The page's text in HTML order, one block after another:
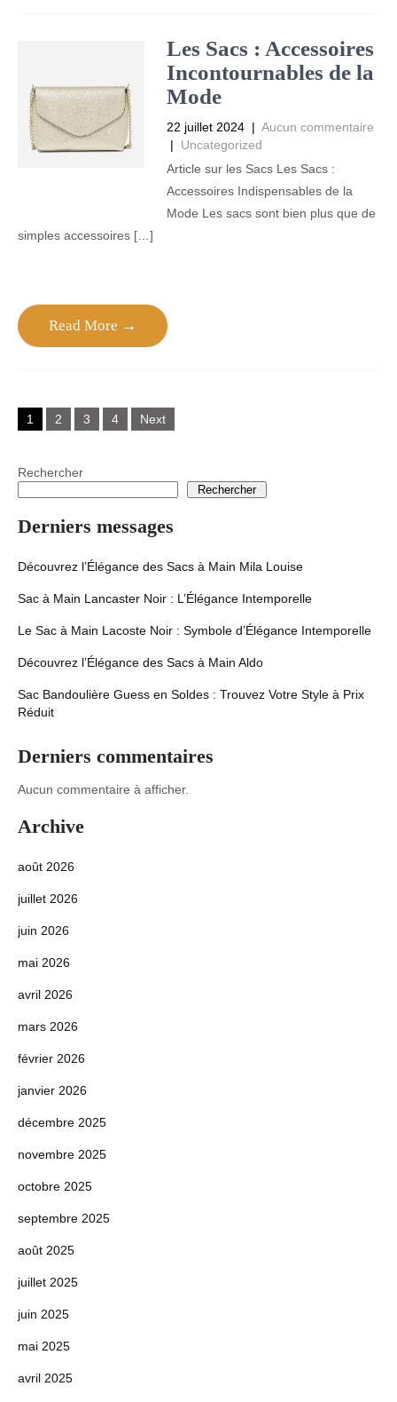
Les Sacs : Accessoires
Incontournables de la
Mode
22 juillet 2024 | Aucun commentaire
| Uncategorized
Article sur les Sacs Les Sacs :
Accessoires Indispensables de la
Mode Les sacs sont bien plus que de
simples accessoires […]
Read More →
Posts
navigation
1 2 3 4 Next
Rechercher
Rechercher
Derniers messages
Découvrez l’Élégance des Sacs à Main Mila Louise
Sac à Main Lancaster Noir : L’Élégance Intemporelle
Le Sac à Main Lacoste Noir : Symbole d’Élégance Intemporelle
Découvrez l’Élégance des Sacs à Main Aldo
Sac Bandoulière Guess en Soldes : Trouvez Votre Style à Prix
Réduit
Derniers commentaires
Aucun commentaire à afficher.
Archive
août 2026
juillet 2026
juin 2026
mai 2026
avril 2026
mars 2026
février 2026
janvier 2026
décembre 2025
novembre 2025
octobre 2025
septembre 2025
août 2025
juillet 2025
juin 2025
mai 2025
avril 2025